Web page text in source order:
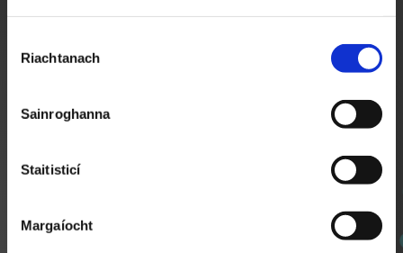
Toilithe
Riachtanach
Sainroghanna
Staitisticí
Margaíocht
1:31